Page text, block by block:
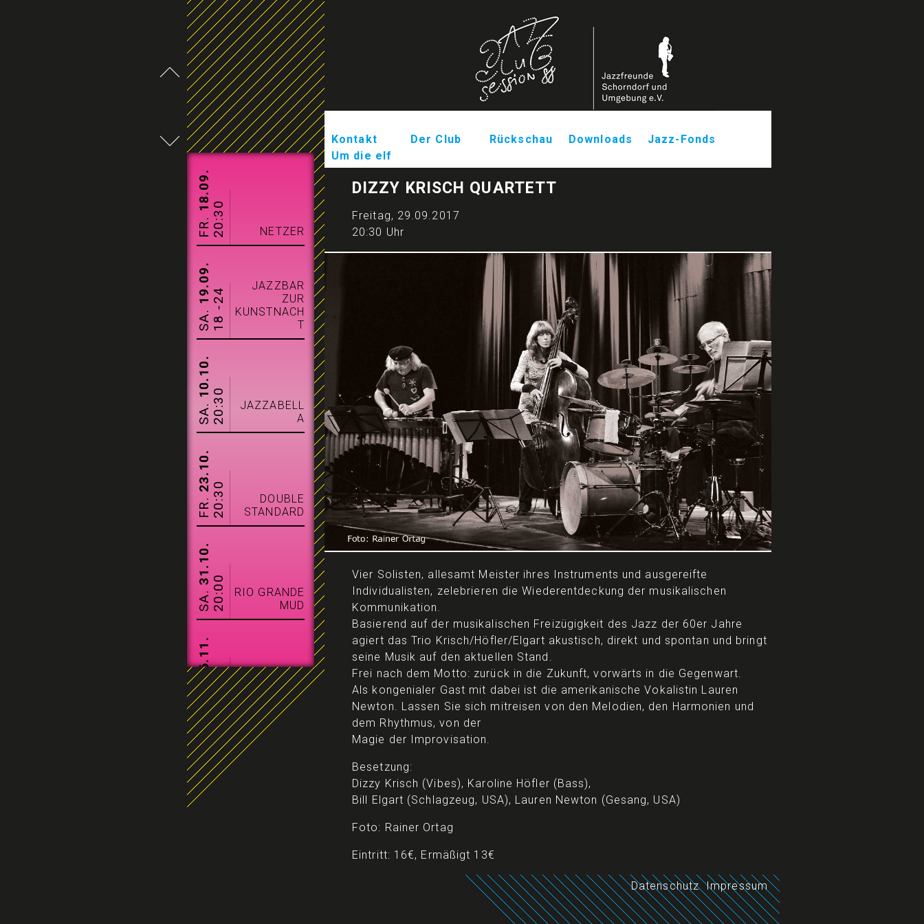
FR.
18.09.
20:30 NETZER
SA.
19.09.
18 -24
JAZZBAR
ZUR
KUNSTNACH
T
SA.
10.10.
20:30
JAZZABELL
A
FR.
23.10.
20:30
DOUBLE
STANDARD
SA.
31.10.
20:00
RIO GRANDE
MUD
FR.
06.11.
20:30
WOLFGANG
SCHMID
FR.
20.11.
20:30
Kontakt Der Club Rückschau Downloads
Jazz-Fonds
Um die elf
DIZZY KRISCH QUARTETT
Freitag, 29.09.2017
20:30 Uhr
Vier Solisten, allesamt Meister ihres Instruments und ausgereifte
Individualisten, zelebrieren die Wiederentdeckung der musikalischen
Kommunikation.
Basierend auf der musikalischen Freizügigkeit des Jazz der 60er Jahre
agiert das Trio Krisch/Höfler/Elgart akustisch, direkt und spontan und bringt
seine Musik auf den aktuellen Stand.
Frei nach dem Motto: zurück in die Zukunft, vorwärts in die Gegenwart.
Als kongenialer Gast mit dabei ist die amerikanische Vokalistin Lauren
Newton. Lassen Sie sich mitreisen von den Melodien, den Harmonien und
dem Rhythmus, von der
Magie der Improvisation.
Besetzung:
Dizzy Krisch (Vibes), Karoline Höfler (Bass),
Bill Elgart (Schlagzeug, USA), Lauren Newton (Gesang, USA)
Foto: Rainer Ortag
Eintritt: 16€, Ermäßigt 13€
Datenschutz Impressum